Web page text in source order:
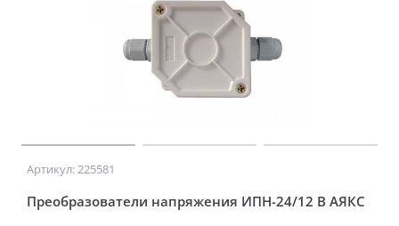
Артикул: 225581
Преобразователи напряжения ИПН-24/12 В АЯКС